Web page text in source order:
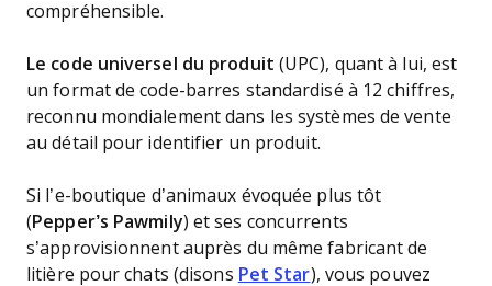
compréhensible.
Le code universel du produit (UPC), quant à lui, est
un format de code-barres standardisé à 12 chiffres,
reconnu mondialement dans les systèmes de vente
au détail pour identifier un produit.
Si l’e-boutique d’animaux évoquée plus tôt
(Pepper’s Pawmily) et ses concurrents
s’approvisionnent auprès du même fabricant de
litière pour chats (disons Pet Star), vous pouvez